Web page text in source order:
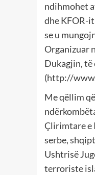
ndihmohet
dhe KFOR-
se u
Organizuar
Dukagjin, të
(http://
Me qëllim
Çlirimtare e
serbe,
Ushtrisë
terroriste